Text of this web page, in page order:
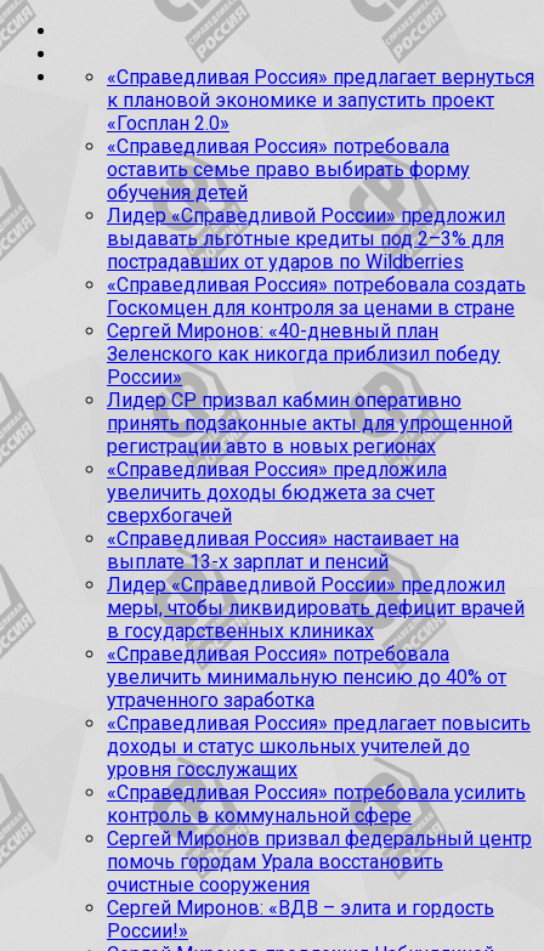
«Справедливая Россия» предлагает вернуться
к плановой экономике и запустить проект
«Госплан 2.0»
«Справедливая Россия» потребовала
оставить семье право выбирать форму
обучения детей
Лидер «Справедливой России» предложил
выдавать льготные кредиты под 2–3% для
пострадавших от ударов по Wildberries
«Справедливая Россия» потребовала создать
Госкомцен для контроля за ценами в стране
Сергей Миронов: «40-дневный план
Зеленского как никогда приблизил победу
России»
Лидер СР призвал кабмин оперативно
принять подзаконные акты для упрощенной
регистрации авто в новых регионах
«Справедливая Россия» предложила
увеличить доходы бюджета за счет
сверхбогачей
«Справедливая Россия» настаивает на
выплате 13-х зарплат и пенсий
Лидер «Справедливой России» предложил
меры, чтобы ликвидировать дефицит врачей
в государственных клиниках
«Справедливая Россия» потребовала
увеличить минимальную пенсию до 40% от
утраченного заработка
«Справедливая Россия» предлагает повысить
доходы и статус школьных учителей до
уровня госслужащих
«Справедливая Россия» потребовала усилить
контроль в коммунальной сфере
Сергей Миронов призвал федеральный центр
помочь городам Урала восстановить
очистные сооружения
Сергей Миронов: «ВДВ – элита и гордость
России!»